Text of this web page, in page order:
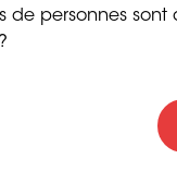
inquiétez à
facettes de ce
métier, mais
parcours
de personnes